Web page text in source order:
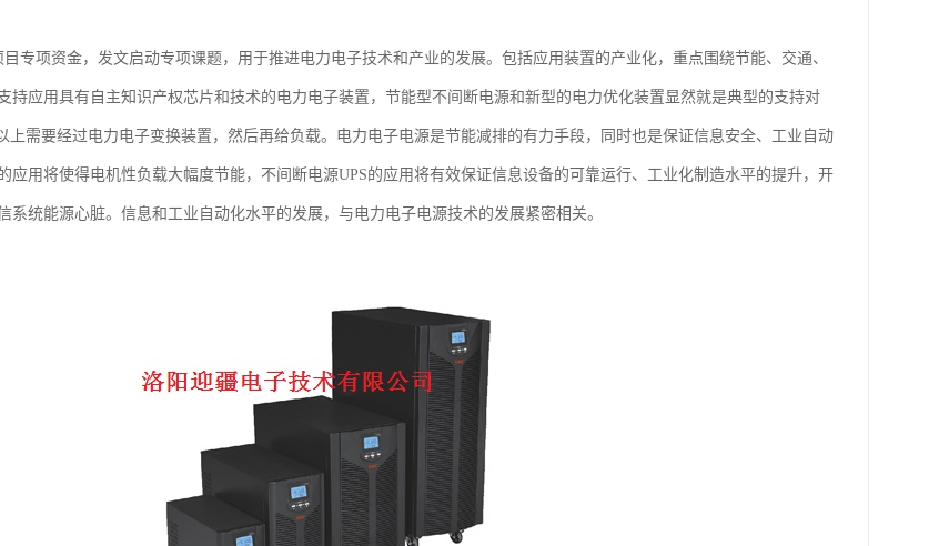
专项资金，发文启动专项课题，用于推进电力电子技术和产业的发展。包括应用装置的产业化，重点围绕节能、交通、
持应用具有自主知识产权芯片和技术的电力电子装置，节能型不间断电源和新型的电力优化装置显然就是典型的支持对
上需要经过电力电子变换装置，然后再给负载。电力电子电源是节能减排的有力手段，同时也是保证信息安全、工业自动
应用将使得电机性负载大幅度节能，不间断电源UPS的应用将有效保证信息设备的可靠运行、工业化制造水平的提升，开
系统能源心脏。信息和工业自动化水平的发展，与电力电子电源技术的发展紧密相关。